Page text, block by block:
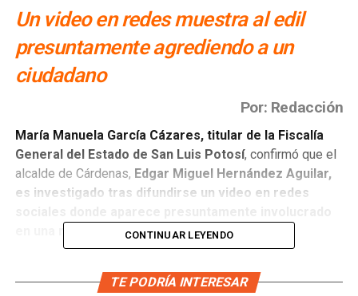
Un video en redes muestra al edil
presuntamente agrediendo a un
ciudadano
Por: Redacción
María Manuela García Cázares, titular de la Fiscalía
General del Estado de San Luis Potosí, confirmó que el
alcalde de Cárdenas, Edgar Miguel Hernández Aguilar,
es investigado tras difundirse un video en redes
física y verbal contra un ciudadano.
intervención inmediata debido a que los hechos
CONTINUAR LEYENDO
TE PODRÍA INTERESAR